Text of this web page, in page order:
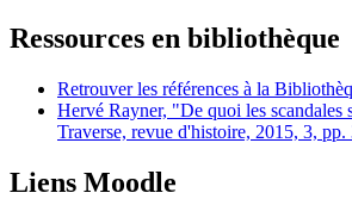
Ressources en bibliothèque
Retrouver les références à la
Hervé Rayner, "De quoi les scandales
Traverse, revue d'histoire, 2015, 3, pp.
Liens Moodle